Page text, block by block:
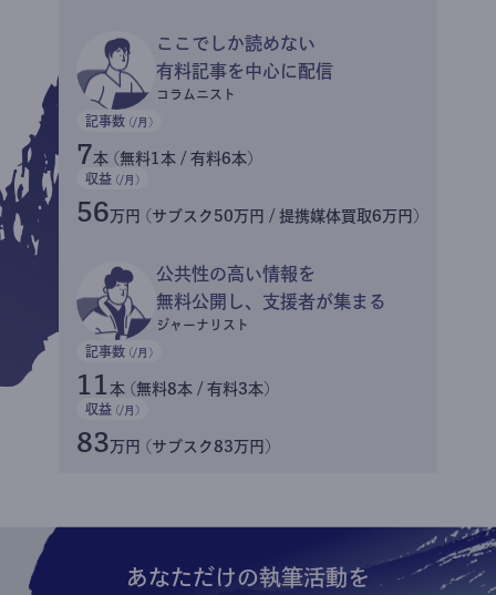
ここでしか読めない
有料記事を中心に配信
コラムニスト
記事数 (/月)
7本 (無料1本 / 有料6本)
収益 (/月)
56万円 (サブスク50万円 / 提携媒体買取6万円)
公共性の高い情報を
無料公開し、支援者が集まる
ジャーナリスト
記事数 (/月)
11 本 (無料8本 / 有料3本)
収益 (/月)
83万円 (サブスク83万円)
あなただけの執筆活動を